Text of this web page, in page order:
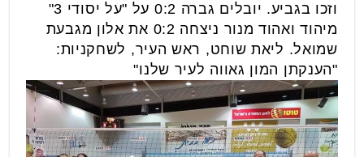
וזכו בגביע. יובלים גברה 0:2 על "על יסודי 3"
מיהוד ואהוד מנור ניצחה 0:2 את אלון מגבעת
שמואל. ליאת שוחט, ראש העיר, לשחקניות:
"הענקתן המון גאווה לעיר שלנו"